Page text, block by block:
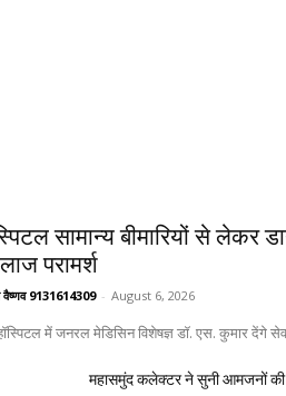
सामान्य बीमारियों से लेकर
परामर्श
वैष्णव 9131614309 - August 6, 2026
में जनरल मेडिसिन विशेषज्ञ डॉ. एस. कुमार देंगे
महासमुंद कलेक्टर ने सुनी आमजनों की